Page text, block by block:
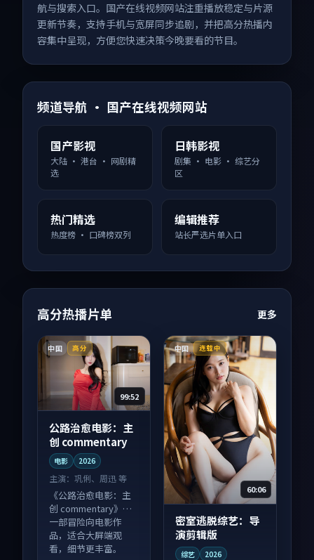
航与搜索入口。国产在线视频网站注重播放稳定与片源
更新节奏，支持手机与宽屏同步追剧，并把高分热播内
容集中呈现，方便您快速决策今晚要看的节目。
频道导航 · 国产在线视频网站
国产影视
大陆 · 港台 · 网剧精
选
日韩影视
剧集 · 电影 · 综艺分
区
热门精选
热度榜 · 口碑榜双列
编辑推荐
站长严选片单入口
高分热播片单 更多
中国 高分
99:52
公路治愈电影：主
创 commentary
电影 2026
主演： 巩俐、周迅 等
《公路治愈电影：主
创 commentary》是
一部冒险向电影作
品，适合大屏端观
看，细节更丰富。
中国 连载中
60:06
密室逃脱综艺：导
演剪辑版
综艺 2026